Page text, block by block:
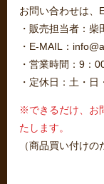
お問い合わせは、
・販売担当者：柴
・E-MAIL：
・営業時間：9：
・定休日：土・日
※できるだけ、お
たします。
（商品買い付け